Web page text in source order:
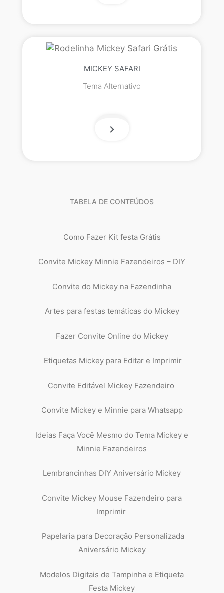
MICKEY SAFARI
Tema Alternativo
TABELA DE CONTEÚDOS
Como Fazer Kit festa Grátis
Convite Mickey Minnie Fazendeiros – DIY
Convite do Mickey na Fazendinha
Artes para festas temáticas do Mickey
Fazer Convite Online do Mickey
Etiquetas Mickey para Editar e Imprimir
Convite Editável Mickey Fazendeiro
Convite Mickey e Minnie para Whatsapp
Ideias Faça Você Mesmo do Tema Mickey e
Minnie Fazendeiros
Lembrancinhas DIY Aniversário Mickey
Convite Mickey Mouse Fazendeiro para
Imprimir
Papelaria para Decoração Personalizada
Aniversário Mickey
Modelos Digitais de Tampinha e Etiqueta
Festa Mickey